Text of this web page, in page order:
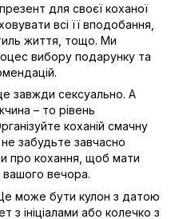
для своєї коханої
всі її вподобання,
життя, тощо. Ми
вибору подарунку та
завжди сексуально. А
– то рівень
коханій смачну
забудьте завчасно
про кохання, щоб мати
вечора.
може бути кулон з датою
з ініціалами або колечко з